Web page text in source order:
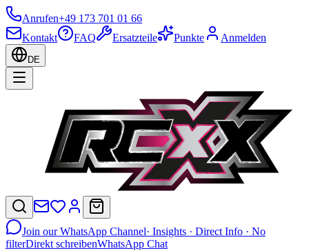
Anrufen+49 173 701 01 66
Kontakt
FAQ Ersatzteile Punkte Anmelden
DE
Join our WhatsApp Channel· Insights · Direct Info · No
filterDirekt schreibenWhatsApp Chat